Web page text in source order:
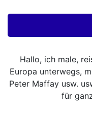
Hallo, ich male,
Europa unterwegs,
Peter Maffay usw.
für